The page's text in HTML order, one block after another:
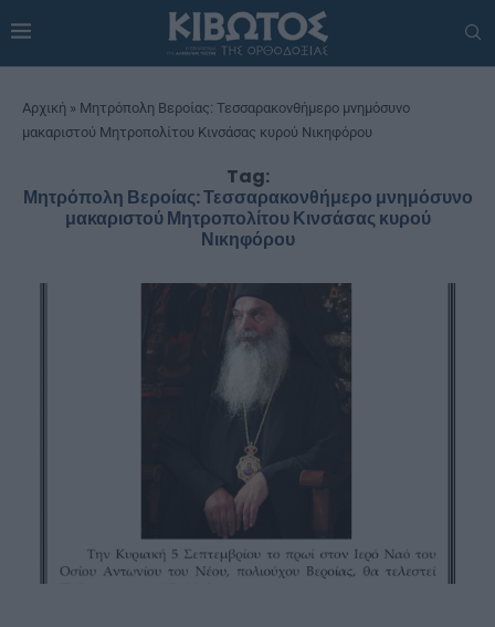
Αρχική » Μητρόπολη Βεροίας: Τεσσαρακονθήμερο μνημόσυνο
μακαριστού Μητροπολίτου Κινσάσας κυρού Νικηφόρου
Tag:
Μητρόπολη Βεροίας: Τεσσαρακονθήμερο μνημόσυνο
μακαριστού Μητροπολίτου Κινσάσας κυρού
Νικηφόρου